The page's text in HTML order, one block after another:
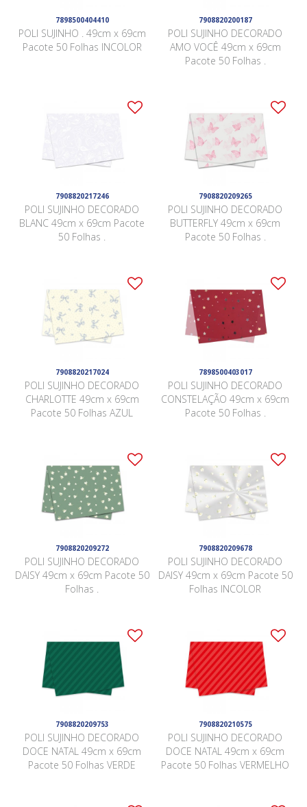
7898500404410
POLI SUJINHO . 49cm x 69cm
Pacote 50 Folhas INCOLOR
7908820200187
POLI SUJINHO DECORADO
AMO VOCÊ 49cm x 69cm
Pacote 50 Folhas .
7908820217246
POLI SUJINHO DECORADO
BLANC 49cm x 69cm Pacote
50 Folhas .
7908820209265
POLI SUJINHO DECORADO
BUTTERFLY 49cm x 69cm
Pacote 50 Folhas .
7908820217024
POLI SUJINHO DECORADO
CHARLOTTE 49cm x 69cm
Pacote 50 Folhas AZUL
7898500403017
POLI SUJINHO DECORADO
CONSTELAÇÃO 49cm x 69cm
Pacote 50 Folhas .
7908820209272
POLI SUJINHO DECORADO
DAISY 49cm x 69cm Pacote 50
Folhas .
7908820209678
POLI SUJINHO DECORADO
DAISY 49cm x 69cm Pacote 50
Folhas INCOLOR
7908820209753
POLI SUJINHO DECORADO
DOCE NATAL 49cm x 69cm
Pacote 50 Folhas VERDE
7908820210575
POLI SUJINHO DECORADO
DOCE NATAL 49cm x 69cm
Pacote 50 Folhas VERMELHO